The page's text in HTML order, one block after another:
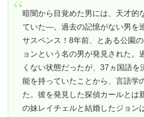
暗闇から目覚めた男には、天才的
ていた―。過去の記憶がない男を
サスペンス！8年前、とある公園
ョンという名の男が発見された。
くない状態だったが、37ヵ国語を
能を持っていたことから、言語学
た。彼を発見した探偵カールとは
の妹レイチェルと結婚したジョン